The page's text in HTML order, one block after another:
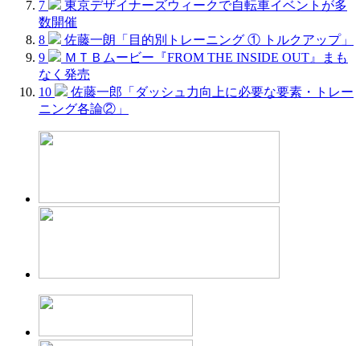
7
東京デザイナーズウィークで自転車イベントが多
数開催
8
佐藤一朗「目的別トレーニング ① トルクアップ」
9
ＭＴＢムービー『FROM THE INSIDE OUT』まも
なく発売
10
佐藤一郎「ダッシュ力向上に必要な要素・トレー
ニング各論②」